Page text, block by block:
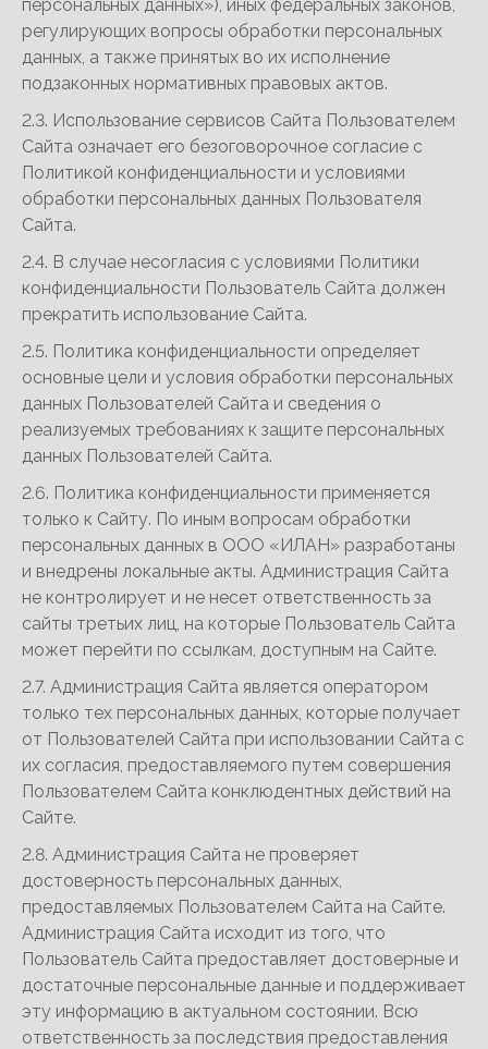
персональных данных»), иных федеральных законов,
регулирующих вопросы обработки персональных
данных, а также принятых во их исполнение
подзаконных нормативных правовых актов.
2.3. Использование сервисов Сайта Пользователем
Сайта означает его безоговорочное согласие с
Политикой конфиденциальности и условиями
обработки персональных данных Пользователя
Сайта.
2.4. В случае несогласия с условиями Политики
конфиденциальности Пользователь Сайта должен
прекратить использование Сайта.
2.5. Политика конфиденциальности определяет
основные цели и условия обработки персональных
данных Пользователей Сайта и сведения о
реализуемых требованиях к защите персональных
данных Пользователей Сайта.
2.6. Политика конфиденциальности применяется
только к Сайту. По иным вопросам обработки
персональных данных в ООО «ИЛАН» разработаны
и внедрены локальные акты. Администрация Сайта
не контролирует и не несет ответственность за
сайты третьих лиц, на которые Пользователь Сайта
может перейти по ссылкам, доступным на Сайте.
2.7. Администрация Сайта является оператором
только тех персональных данных, которые получает
от Пользователей Сайта при использовании Сайта с
их согласия, предоставляемого путем совершения
Пользователем Сайта конклюдентных действий на
Сайте.
2.8. Администрация Сайта не проверяет
достоверность персональных данных,
предоставляемых Пользователем Сайта на Сайте.
Администрация Сайта исходит из того, что
Пользователь Сайта предоставляет достоверные и
достаточные персональные данные и поддерживает
эту информацию в актуальном состоянии. Всю
ответственность за последствия предоставления